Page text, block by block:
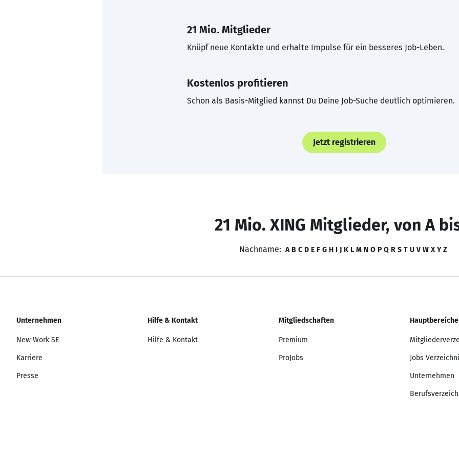
21 Mio. Mitglieder
Knüpf neue Kontakte und erhalte Impulse für ein besseres Job-Leben.
Kostenlos profitieren
Schon als Basis-Mitglied kannst Du Deine Job-Suche deutlich optimieren.
Jetzt registrieren
21 Mio. XING Mitglieder, von A
Nachname: A B C D E F G H I J K L M N O P Q R S T U V W X Y Z
Unternehmen
New Work SE
Karriere
Presse
Hilfe & Kontakt
Hilfe & Kontakt
Mitgliedschaften
Premium
ProJobs
Hauptbereiche
Jobs
Unternehmen